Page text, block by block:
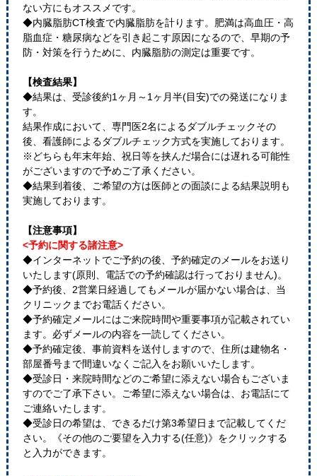
ない方にもオススメです。
◆内臓脂肪CT検査で内臓脂肪を計ります。肥満は高血圧・高
脂血症・糖尿病などを引き起こす原因になるので、早期の予
防・対策を行うために、内臓脂肪の測定は重要です。
【検査結果】
◆結果は、受診後約1ヶ月～1ヶ月半(目安)での発送になりま
す。
結果作成において、専門医2名によるダブルチェックその
後、看護師によるダブルチェック方式を実施しております。
※どちらも年末年始、祝日等を挟んだ場合には遅れる可能性
がございますので予めご了承ください。
◆結果到着後、ご希望の方は医師との面談による結果説明も
実施しております。
【注意事項】
<予約に関する諸注意>
◆インターネットでご予約の後、予約確定のメールをお送り
いたします(原則、電話での予約確認は行っておりません)。
◆予約後、2営業日経過してもメールが届かない場合は、当
クリニックまでお電話ください。
◆予約確定メールにはご来院時間や重要事項が記載されてい
ます。必ずメールの内容を一読してください。
◆予約確定後、事前資料を送付しますので、住所は建物名・
部屋番号まで間違いなくご記入をお願いいたします。
◆受診日・来院時間などのご希望に添えない場合もございま
すのでご了承下さい。ご希望に添えない場合は、お電話にて
ご連絡いたします。
◆受診日の希望は、できるだけ第3希望日まで記載してくだ
さい。《その他のご要望を入力する(任意)》をクリックする
と入力ができます。